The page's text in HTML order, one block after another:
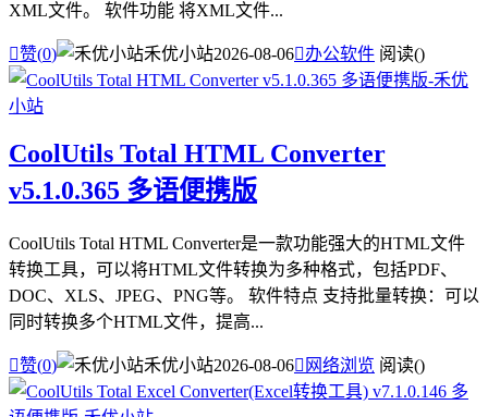
XML文件。 软件功能 将XML文件...
赞(0) 禾优小站2026-08-06办公软件 阅读()
CoolUtils Total HTML Converter
v5.1.0.365 多语便携版
CoolUtils Total HTML Converter是一款功能强大的HTML文件
转换工具，可以将HTML文件转换为多种格式，包括PDF、
DOC、XLS、JPEG、PNG等。 软件特点 支持批量转换：可以
同时转换多个HTML文件，提高...
赞(0) 禾优小站2026-08-06 网络浏览 阅读()